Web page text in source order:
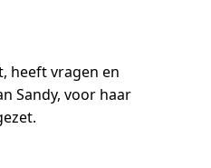
heeft vragen en
Sandy, voor haar